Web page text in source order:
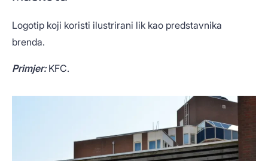
Logotip koji koristi ilustrirani lik kao predstavnika
brenda.
Primjer:KFC.